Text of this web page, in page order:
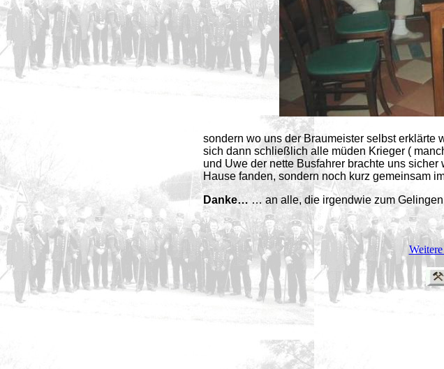
sondern wo uns der Braumeister selbst erklärte
sich dann schließlich alle müden Krieger (
und Uwe der nette Busfahrer brachte uns
Hause fanden, sondern noch kurz gemeinsam
Danke…… an alle, die irgendwie zum Gelingen